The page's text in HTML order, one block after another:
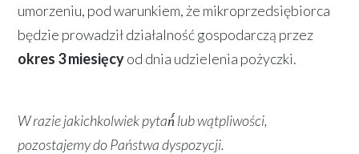
umorzeniu, pod warunkiem, że mikroprzedsiębiorca
będzie prowadził działalność gospodarczą przez
okres 3 miesięcyod dnia udzielenia pożyczki.
W razie jakichkolwiek pytań́ lub wątpliwości,
pozostajemy do Państwa dyspozycji.